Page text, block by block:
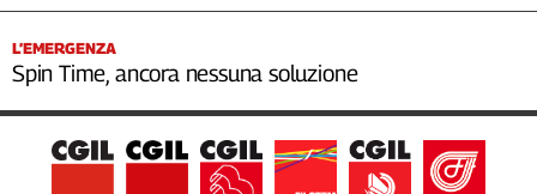
L’EMERGENZA
Spin Time, ancora nessuna soluzione